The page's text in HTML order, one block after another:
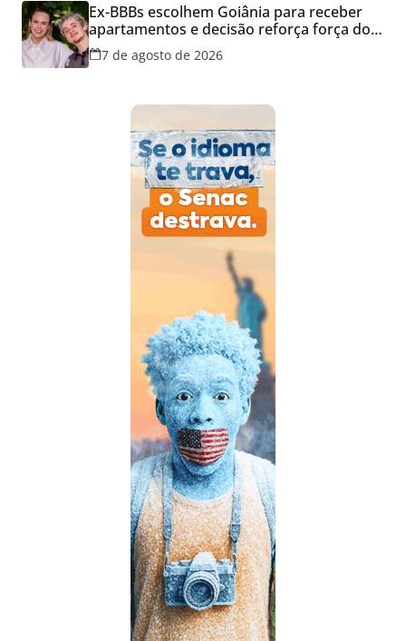
Ex-BBBs escolhem Goiânia para receber
apartamentos e decisão reforça força do
mercado imobiliário da capital
7 de agosto de 2026